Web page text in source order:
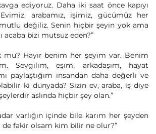
ediyoruz. Daha iki saat önce kapıyı
arabamız, işimiz, gücümüz her
değiliz. Senin hiçbir şeyin yok ama
acaba bizi mutsuz eden?”
mu? Hayır benim her şeyim var. Benim
Sevgilim, eşim, arkadaşım, hayat
paylaştığım insandan daha değerli ve
ki dünyada? Sizin ev, araba, iş diye
aslında hiçbir şey olan.”
varlığın içinde bile karım her şeyden
fakir olsam kim bilir ne olur?”